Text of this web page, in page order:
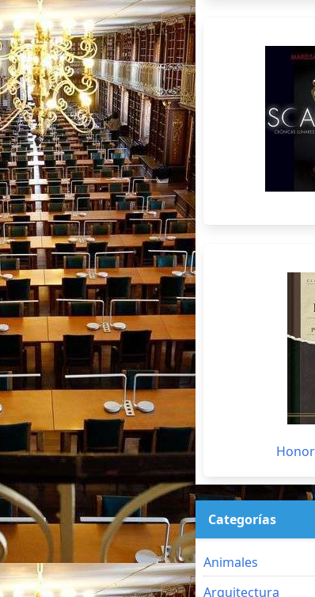
Categorías
Animales
Arquitectura